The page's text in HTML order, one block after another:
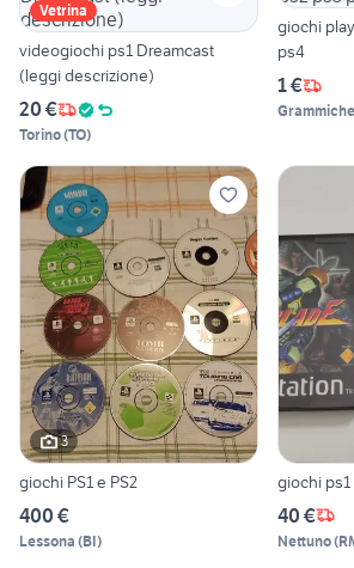
Vetrina
videogiochi ps1 Dreamcast
(leggi descrizione)
20 €
Torino(TO)
giochi
ps4
1 €
3
giochi PS1 e PS2
400 €
Lessona (BI)
giochi ps1
40 €
Nettuno(